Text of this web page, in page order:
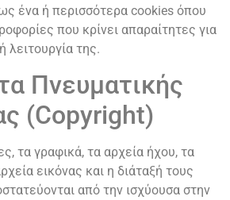
ένα ή περισσότερα cookies όπου
που κρίνει απαραίτητες για
λειτουργία της.
Πνευματικής
(Copyright)
τα γραφικά, τα αρχεία ήχου, τα
εικόνας και η διάταξή τους
από την ισχύουσα στην